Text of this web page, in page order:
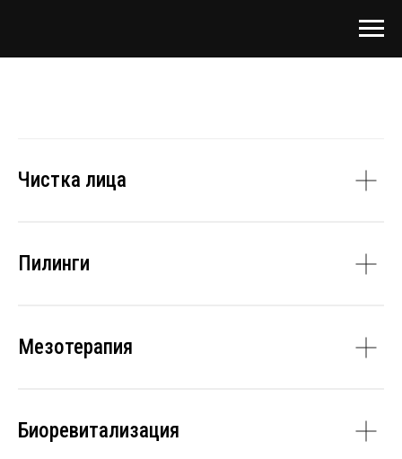
Чистка лица
Пилинги
Мезотерапия
Биоревитализация